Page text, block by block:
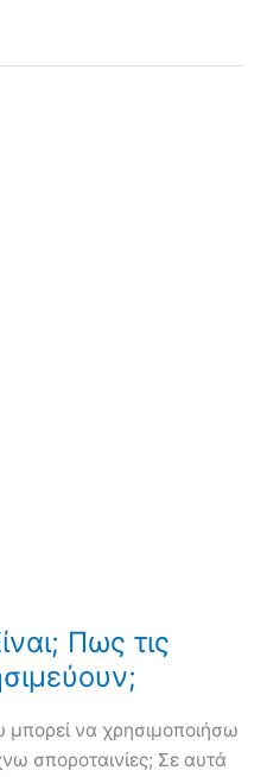
Πως τις
μπορεί να χρησιμοποιήσω
σποροταινίες; Σε αυτά